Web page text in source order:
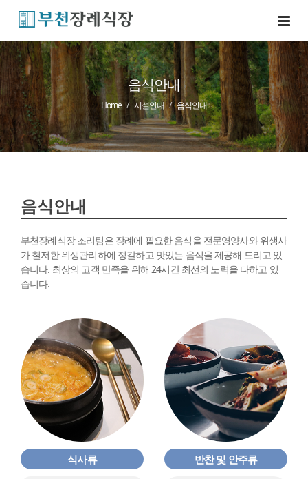
음식안내
Home 시설안내 음식안내
음식안내
부천장례식장 조리팀은 장례에 필요한 음식을 전문영양사와 위생사
가 철저한 위생관리하에 정갈하고 맛있는 음식을 제공해 드리고 있
습니다. 최상의 고객 만족을 위해 24시간 최선의 노력을 다하고 있
습니다.
식사류 반찬 및 안주류